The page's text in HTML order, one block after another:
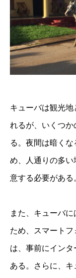
キューバは観光
れるが、いくつ
る。夜間は暗く
め、人通りの多
意する必要がある
また、キューバ
ため、スマート
は、事前にイン
ある。さらに、